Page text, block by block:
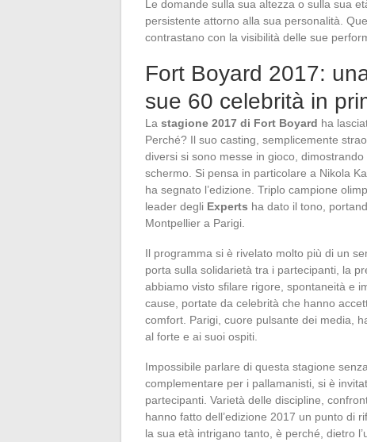
Le domande sulla sua altezza o sulla sua
persistente attorno alla sua personalità.
contrastano con la visibilità delle sue
Fort Boyard 2017:
sue 60 celebrità in
La stagione 2017 di Fort Boyard ha
Perché? Il suo casting, semplicemente
diversi si sono messe in gioco,
schermo. Si pensa in particolare a Nikola
ha segnato l’edizione. Triplo campione
leader degli Experts ha dato il tono,
Montpellier a Parigi.
Il programma si è rivelato molto più di un
porta sulla solidarietà tra i partecipanti, la
abbiamo visto sfilare rigore, spontaneità e
cause, portate da celebrità che hanno
comfort. Parigi, cuore pulsante dei media,
al forte e ai suoi ospiti.
Impossibile parlare di questa stagione
complementare per i pallamanisti, si è
partecipanti. Varietà delle discipline,
hanno fatto dell’edizione 2017 un punto di
la sua età intrigano tanto, è perché, dietro